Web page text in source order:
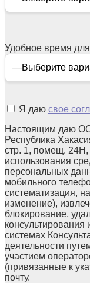
Удобное время
Я даю свое
Настоящим даю
Республика
стр. 1, помещ. 24Н,
использования
персональных
мобильного
систематизация,
изменение),
блокирование,
системах
деятельности
участием
(привязанные к
почту.